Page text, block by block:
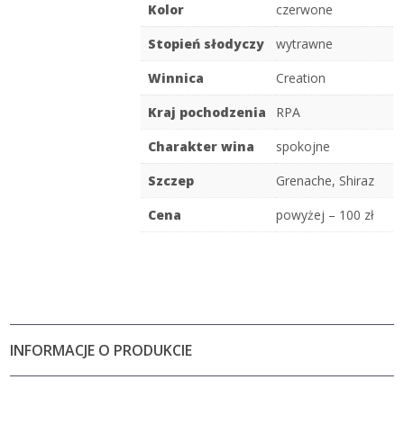
Kolor
czerwone
Stopień słodyczy
wytrawne
Winnica
Creation
Kraj pochodzenia
RPA
Charakter wina
spokojne
Szczep
Grenache, Shiraz
Cena
powyżej – 100 zł
INFORMACJE O PRODUKCIE